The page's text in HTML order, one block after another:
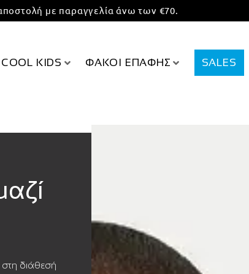
με παραγγελία άνω των €70.
COOL KIDS ΦΑΚΟΙ ΕΠΑΦΗΣ SALES
διάθεσή